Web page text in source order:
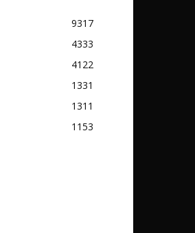
9317
4333
4122
1331
1311
1153